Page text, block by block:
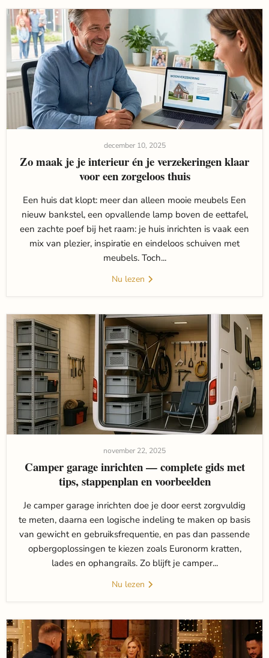
december 10, 2025
Zo maak je je interieur én je verzekeringen klaar
voor een zorgeloos thuis
Een huis dat klopt: meer dan alleen mooie meubels Een
nieuw bankstel, een opvallende lamp boven de eettafel,
een zachte poef bij het raam: je huis inrichten is vaak een
mix van plezier, inspiratie en eindeloos schuiven met
meubels. Toch...
Nu lezen
november 22, 2025
Camper garage inrichten — complete gids met
tips, stappenplan en voorbeelden
Je camper garage inrichten doe je door eerst zorgvuldig
te meten, daarna een logische indeling te maken op basis
van gewicht en gebruiksfrequentie, en pas dan passende
opbergoplossingen te kiezen zoals Euronorm kratten,
lades en ophangrails. Zo blijft je camper...
Nu lezen